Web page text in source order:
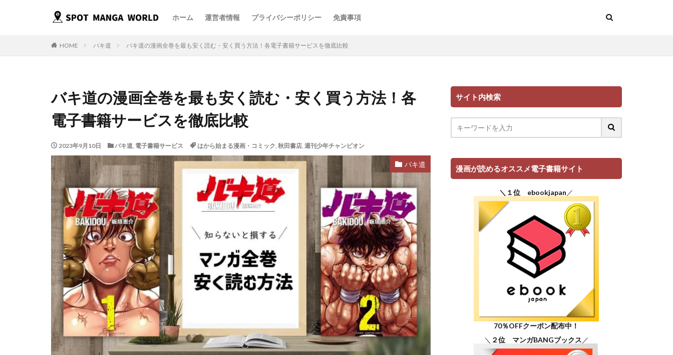
ホーム 運営者情報 プライバシーポリシー 免責事項
HOME バキ道 バキ道の漫画全巻を最も安く読む・安く買う方法！各電子書籍サービスを徹底比較
バキ道の漫画全巻を最も安く読む・安く買う方法！各
電子書籍サービスを徹底比較
2023年9月10日 バキ道, 電子書籍サービス はから始まる漫画・コミック, 秋田書店, 週刊少年チャンピオン
バキ道
サイト内検索
漫画が読めるオススメ電子書籍サイト
＼１位 ebookjapan ／
70％OFFクーポン配布中！
＼ ２位 マンガBANGブックス ／